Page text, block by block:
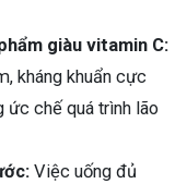
giàu vitamin C:
kháng khuẩn cực
ức chế quá trình lão
Việc uống đủ